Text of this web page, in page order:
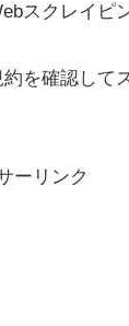
スクレイピ
を確認して
ーリンク